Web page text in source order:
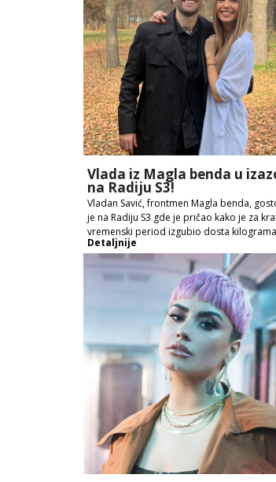
Vlada iz Magla benda u
na Radiju S3!
Vladan Savić, frontmen Magla benda,
je na Radiju S3 gde je pričao kako je za
vremenski period izgubio dosta
Detaljnije